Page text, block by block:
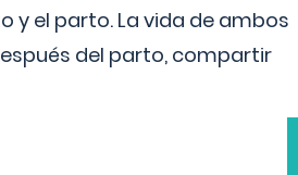
y el parto. La vida de ambos
del parto, compartir